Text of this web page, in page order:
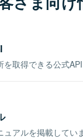
取得できる公式API
アルを掲載してい